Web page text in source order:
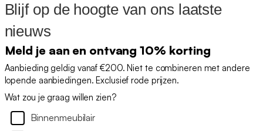
Blijf op de hoogte van ons laatste
nieuws
Meld je aan en ontvang 10% korting
Aanbieding geldig vanaf €200. Niet te combineren met andere
lopende aanbiedingen. Exclusief rode prijzen.
Wat zou je graag willen zien?
Binnenmeubilair